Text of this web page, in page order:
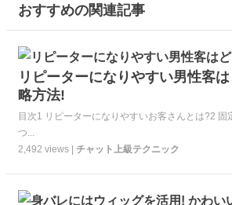
おすすめの関連記事
リピーターになりやすい男性客
略方法!
目次1 リピーターになりやすいお客さんとは?2 固
つ...
2,492 views | チャット上級テクニック